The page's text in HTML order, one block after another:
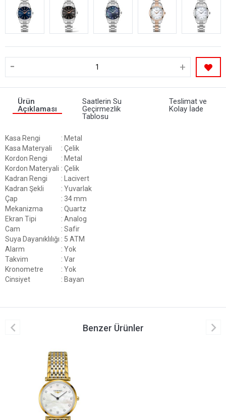
- +
Ürün
Açıklaması
Saatlerin Su
Geçirmezlik
Tablosu
Teslimat ve
Kolay İade
Kasa Rengi
: Metal
Kasa Materyali
: Çelik
Kordon Rengi
: Metal
Kordon Materyali : Çelik
Kadran Rengi
: Lacivert
Kadran Şekli
: Yuvarlak
Çap
: 34 mm
Mekanizma
: Quartz
Ekran Tipi
: Analog
Cam
: Safir
Suya Dayanıklılığı : 5 ATM
Alarm
: Yok
Takvim
: Var
Kronometre
: Yok
Cinsiyet
: Bayan
Benzer Ürünler